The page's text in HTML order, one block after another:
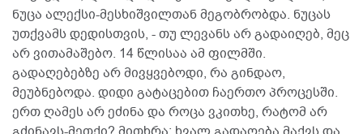
ნუცა ალექსი-მესხიშვილთან მეგობრობდა. ნუცას
უთქვამს დედისთვის, - თუ ლევანს არ გადაიღებ, მეც
არ ვითამაშებო. 14 წლისაა ამ ფილმში.
გადაღებებზე არ მივყვებოდი, რა გინდაო,
მეუბნებოდა. დიდი გატაცებით ჩაერთო პროცესში.
ერთ ღამეს არ ეძინა და როცა ვკითხე, რატომ არ